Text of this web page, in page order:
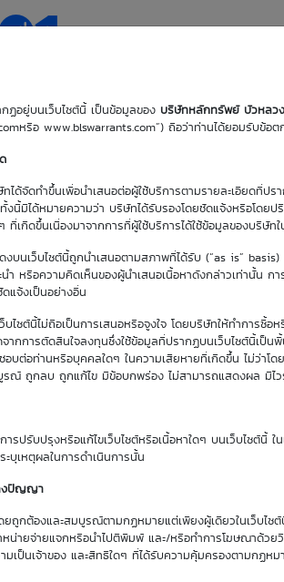
ฏอยู่บนเว็บไซต์นี้ เป็นข้อมูลของ บริษัทหลักทรัพย์ บัวหลว
หรือ www.blswarrants.com”) ถือว่าท่านได้ยอมรับข้อต
ด้จัดทำขึ้นเพื่อนำเสนอต่อผู้ใช้บริการตามรายละเอียดที่ป
งนี้มิได้หมายความว่า บริษัทได้รับรองโดยชัดแจ้งหรือโด
ที่เกิดขึ้นเนื่องมาจากการที่ผู้ใช้บริการได้ใช้ข้อมูลของบริษัทใ
บนเว็บไซต์นี้ถูกนำเสนอตามสภาพที่ได้รับ (“as is”
นำ หรือความคิดเห็นของผู้นำเสนอเนื้อหาดังกล่าวเท่านั้น
แจ้งเป็นอย่างอื่น
ไซต์นี้ไม่ถือเป็นการเสนอหรือจูงใจ โดยบริษัทให้ทำการซื้
ากการตัดสินใจลงทุนซึ่งใช้ข้อมูลที่ปรากฏบนเว็บไซต์นี้เป็
บต่อท่านหรือบุคคลใดๆ ในความเสียหายที่เกิดขึ้น ไม่ว่าโ
รณ์ ถูกลบ ถูกแก้ไข มีข้อบกพร่อง ไม่สามารถแสดงผล มีไ
รปรับปรุงหรือแก้ไขเว็บไซต์หรือเนื้อหาใดๆ บนเว็บไซต์นี้
บุเหตุผลในการดำเนินการนั้น
งปัญญา
ยถูกต้องและสมบูรณ์ตามกฏหมายแต่เพียงผู้เดียวในเว็บไ
หน่ายจ่ายแจกหรือนำไปตีพิมพ์ และ/หรือทำการโฆษณาด้ว
ามเป็นเจ้าของ และสิทธิใดๆ ที่ได้รับความคุ้มครองตามก
Home(current)
Search My DW
07 Aug 2026
รุ่นใหม่ ครอบคลุมหลาย Sector